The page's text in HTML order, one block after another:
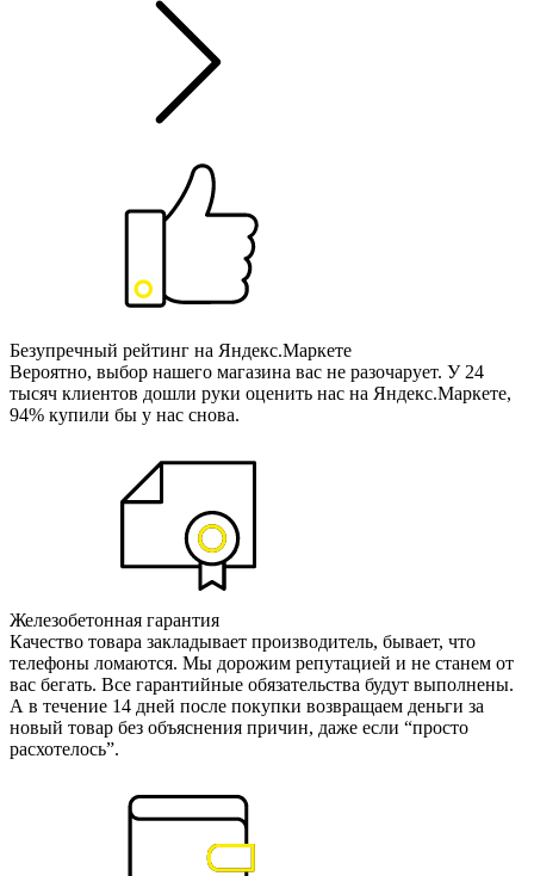
Безупречный рейтинг на Яндекс.Маркете
Вероятно, выбор нашего магазина вас не разочарует. У 24
тысяч клиентов дошли руки оценить нас на Яндекс.Маркете,
94% купили бы у нас снова.
Железобетонная гарантия
Качество товара закладывает производитель, бывает, что
телефоны ломаются. Мы дорожим репутацией и не станем от
вас бегать. Все гарантийные обязательства будут выполнены.
А в течение 14 дней после покупки возвращаем деньги за
новый товар без объяснения причин, даже если “просто
расхотелось”.